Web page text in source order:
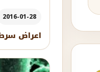
2016-01-28
اعراض